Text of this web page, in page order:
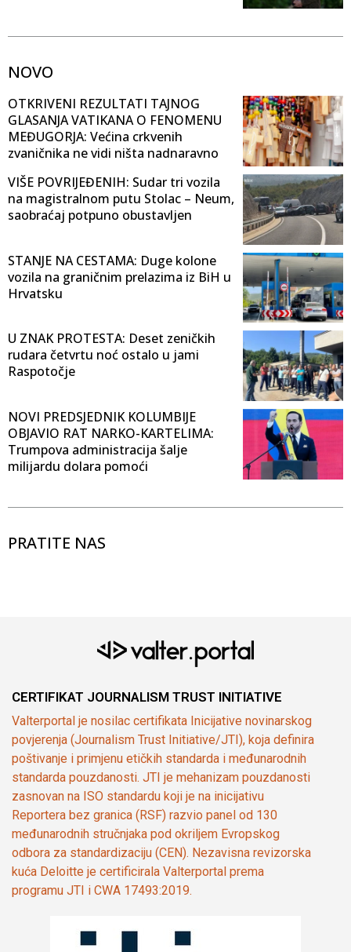
NOVO
OTKRIVENI REZULTATI TAJNOG
GLASANJA VATIKANA O FENOMENU
MEĐUGORJA: Većina crkvenih
zvaničnika ne vidi ništa nadnaravno
VIŠE POVRIJEĐENIH: Sudar tri vozila
na magistralnom putu Stolac – Neum,
saobraćaj potpuno obustavljen
STANJE NA CESTAMA: Duge kolone
vozila na graničnim prelazima iz BiH u
Hrvatsku
U ZNAK PROTESTA: Deset zeničkih
rudara četvrtu noć ostalo u jami
Raspotočje
NOVI PREDSJEDNIK KOLUMBIJE
OBJAVIO RAT NARKO-KARTELIMA:
Trumpova administracija šalje
milijardu dolara pomoći
PRATITE NAS
CERTIFIKAT JOURNALISM TRUST INITIATIVE
Valterportal je nosilac certifikata Inicijative novinarskog
povjerenja (Journalism Trust Initiative/JTI), koja definira
poštivanje i primjenu etičkih standarda i međunarodnih
standarda pouzdanosti. JTI je mehanizam pouzdanosti
zasnovan na ISO standardu koji je na inicijativu
Reportera bez granica (RSF) razvio panel od 130
međunarodnih stručnjaka pod okriljem Evropskog
odbora za standardizaciju (CEN). Nezavisna revizorska
kuća Deloitte je certificirala Valterportal prema
programu JTI i CWA 17493:2019.